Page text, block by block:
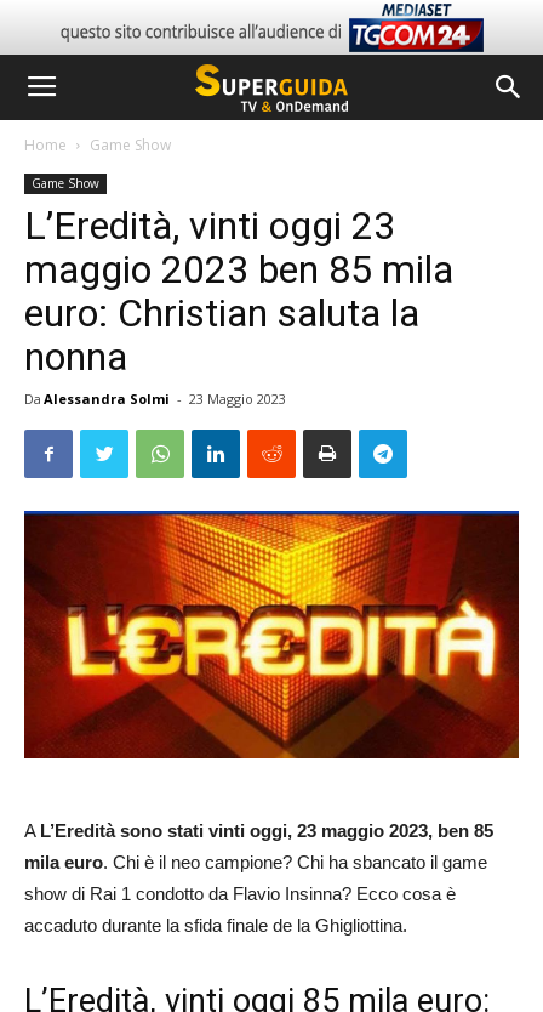
Home Game Show
Game Show
L’Eredità, vinti oggi 23
maggio 2023 ben 85 mila
euro: Christian saluta la
nonna
Da Alessandra Solmi - 23 Maggio 2023
A L’Eredità sono stati vinti oggi, 23 maggio 2023, ben 85
mila euro. Chi è il neo campione? Chi ha sbancato il game
show di Rai 1 condotto da Flavio Insinna? Ecco cosa è
accaduto durante la sfida finale de la Ghigliottina.
L’Eredità, vinti oggi 85 mila euro: